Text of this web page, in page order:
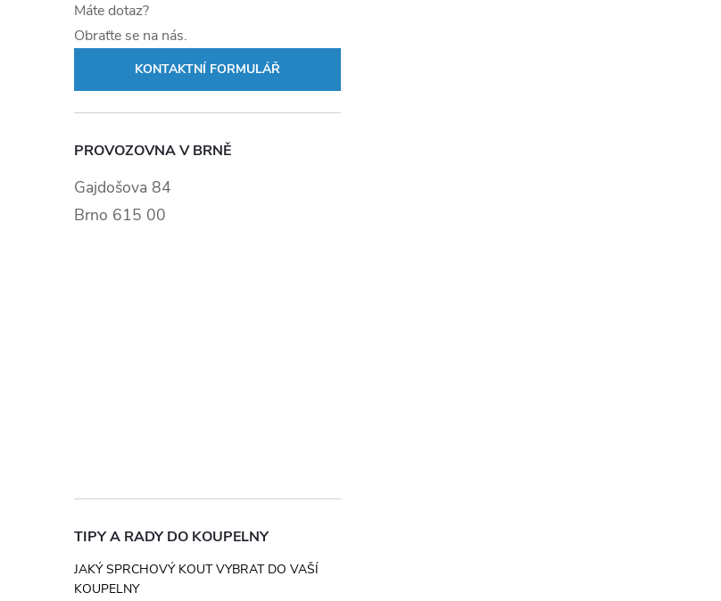
Máte dotaz?
Obraťte se na nás.
KONTAKTNÍ FORMULÁŘ
PROVOZOVNA V BRNĚ
Gajdošova 84
Brno 615 00
TIPY A RADY DO KOUPELNY
JAKÝ SPRCHOVÝ KOUT VYBRAT DO VAŠÍ
KOUPELNY